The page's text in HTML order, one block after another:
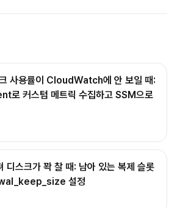
사용률이 CloudWatch에 안 보일 때:
커스텀 메트릭 수집하고 SSM으로
스크가 꽉 찰 때: 남아 있는 복제 슬롯
설정